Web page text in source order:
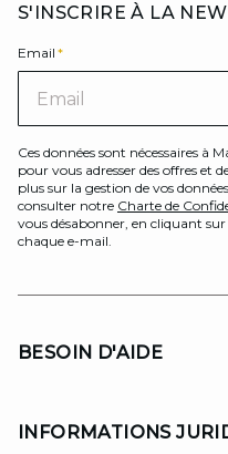
S'INSCRIRE À LA
Email *
Ces données sont nécessaires à
pour vous adresser des offres et
plus sur la gestion de vos
consulter notre Charte de
vous désabonner, en cliquant
chaque e-mail.
BESOIN D'AIDE
INFORMATIONS